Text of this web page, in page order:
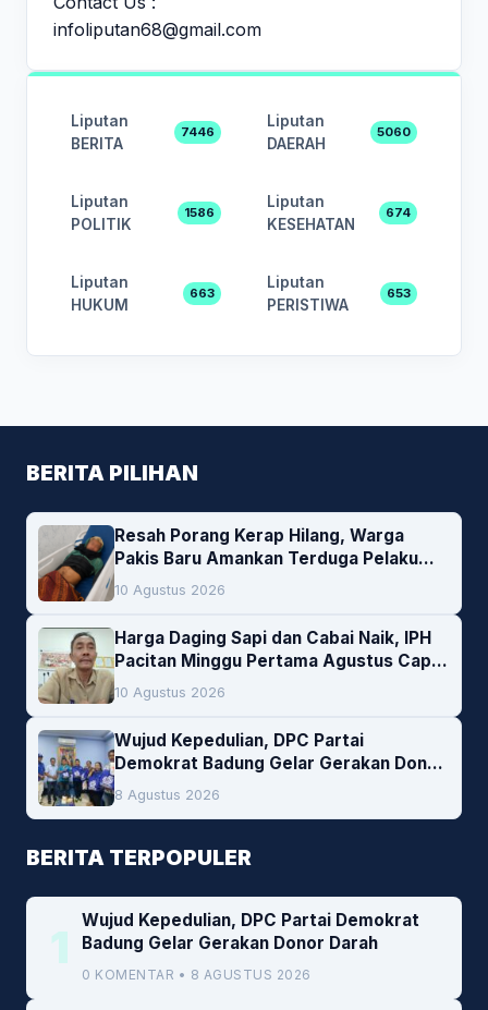
infoliputan68@gmail.com
Liputan
BERITA
7446
Liputan
DAERAH
5060
Liputan
POLITIK
1586
Liputan
KESEHATAN
674
Liputan
HUKUM
663
Liputan
PERISTIWA
653
BERITA PILIHAN
Resah Porang Kerap Hilang, Warga
Pakis Baru Amankan Terduga Pelaku
Pencurian
10 Agustus 2026
Harga Daging Sapi dan Cabai Naik, IPH
Pacitan Minggu Pertama Agustus Capai
1,66 Persen. Ini Penjelasan Kabag Ayub
10 Agustus 2026
Wujud Kepedulian, DPC Partai
Demokrat Badung Gelar Gerakan Donor
Darah
8 Agustus 2026
BERITA TERPOPULER
1
Wujud Kepedulian, DPC Partai Demokrat
Badung Gelar Gerakan Donor Darah
0 KOMENTAR • 8 AGUSTUS 2026